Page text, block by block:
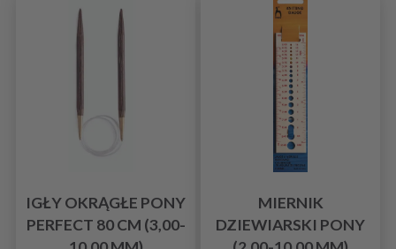
IGŁY OKRĄGŁE PONY
PERFECT 80 CM (3,00-
MIERNIK
DZIEWIARSKI PONY